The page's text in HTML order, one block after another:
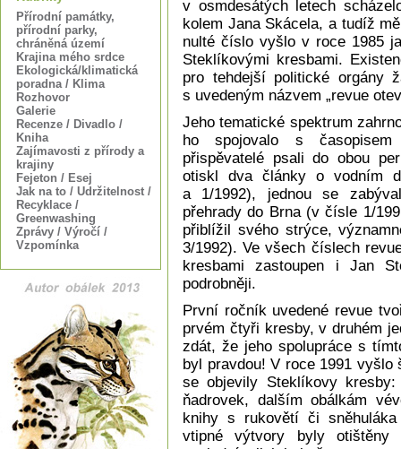
Přírodní památky,
přírodní parky,
chráněná území
Krajina mého srdce
Ekologická/klimatická
poradna / Klima
Rozhovor
Galerie
Recenze / Divadlo /
Kniha
Zajímavosti z přírody a
krajiny
Fejeton / Esej
Jak na to / Udržitelnost /
Recyklace /
Greenwashing
Zprávy / Výročí /
Vzpomínka
v osmdesátých letech
kolem Jana Skácela, a tudíž
nulté číslo vyšlo v roce 1985
Steklíkovými kresbami.
pro tehdejší politické orgány
s uvedeným názvem „revue
Jeho tematické spektrum
ho spojovalo s
přispěvatelé psali do obou
otiskl dva články o vodním
a 1/1992), jednou se
přehrady do Brna (v čísle 1/
přiblížil svého strýce,
3/1992). Ve všech číslech
kresbami zastoupen i Jan
podrobněji.
První ročník uvedené revue
prvém čtyři kresby, v druhém
zdát, že jeho spolupráce s
byl pravdou! V roce 1991
se objevily Steklíkovy
ňadrovek, dalším obálkám
knihy s rukovětí či
vtipné výtvory byly